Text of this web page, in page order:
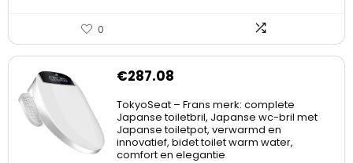
0
€287.08
TokyoSeat – Frans merk: complete
Japanse toiletbril, Japanse wc-bril met
Japanse toiletpot, verwarmd en
innovatief, bidet toilet warm water,
comfort en elegantie